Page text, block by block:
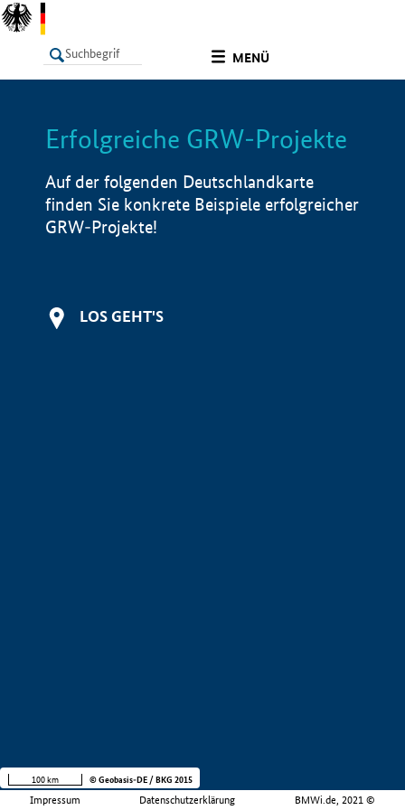
MENÜ
LISTE Info
Erfolgreiche GRW-Projekte
Auf der folgenden Deutschlandkarte
finden Sie konkrete Beispiele erfolgreicher
GRW-Projekte!
LOS GEHT'S
Impressum Datenschutzerklärung BMWi.de, 2021 ©
100 km © Geobasis-DE / BKG 2015